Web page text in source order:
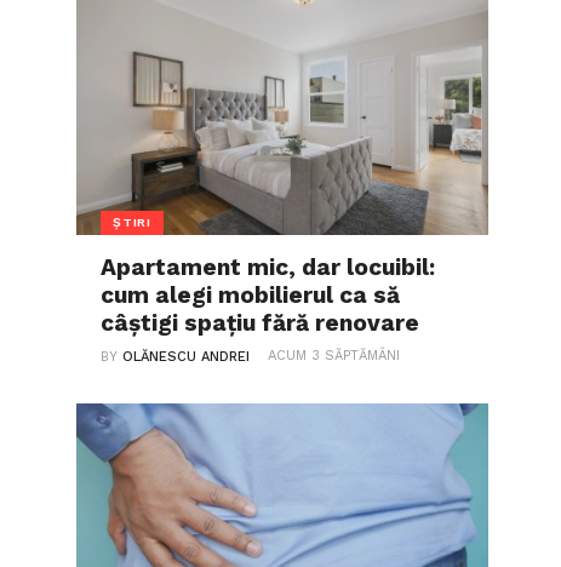
ȘTIRI
Apartament mic, dar locuibil:
cum alegi mobilierul ca să
câștigi spațiu fără renovare
BYOLĂNESCU ANDREI ACUM 3 SĂPTĂMÂNI